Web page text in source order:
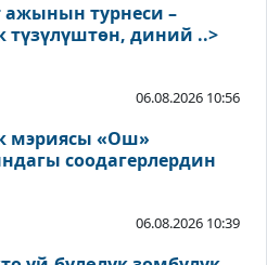
ажынын турнеси –
светтик түзүлүштөн, диний ..>
06.08.2026 10:56
мэриясы «Ош»
соодагерлердин
06.08.2026 10:39